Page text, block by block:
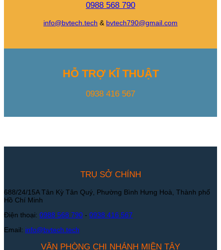
0988 568 790
info@bvtech.tech & bvtech790@gmail.com
HỖ TRỢ KĨ THUẬT
0938 416 567
TRỤ SỞ CHÍNH
688/24/15A Tân Kỳ Tân Quý, Phường Bình Hưng Hoà, Thành phố
Hồ Chí Minh
Điện thoại: 0988 568 790 - 0938 416 567
Email: info@bvtech.tech
VĂN PHÒNG CHI NHÁNH MIỀN TÂY